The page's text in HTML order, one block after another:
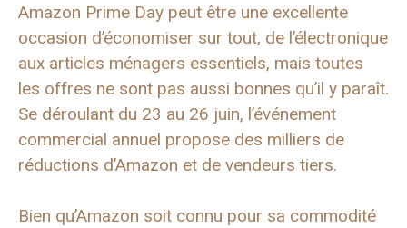
Amazon Prime Day peut être une excellente
occasion d’économiser sur tout, de l’électronique
aux articles ménagers essentiels, mais toutes
les offres ne sont pas aussi bonnes qu’il y paraît.
Se déroulant du 23 au 26 juin, l’événement
commercial annuel propose des milliers de
réductions d’Amazon et de vendeurs tiers.
Bien qu’Amazon soit connu pour sa commodité